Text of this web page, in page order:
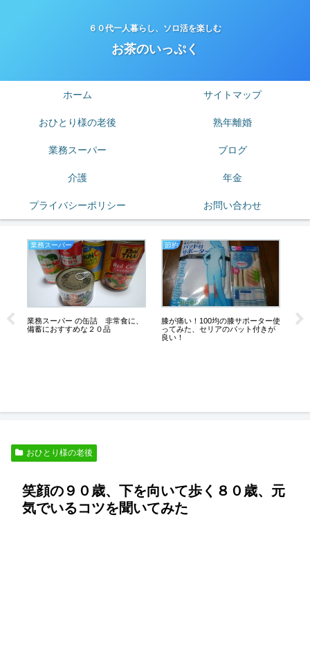
６０代一人暮らし、ソロ活を楽しむ
お茶のいっぷく
ホーム サイトマップ
おひとり様の老後 熟年離婚
業務スーパー ブログ
介護 年金
プライバシーポリシー お問い合わせ
業務スーパー
業務スーパー の缶詰 非常食に、
備蓄におすすめな２０品
節約
膝が痛い！100均の膝サポーター使
ってみた、セリアのパット付きが
良い！
は
おひとり様の老後
笑顔の９０歳、下を向いて歩く８０歳、元
気でいるコツを聞いてみた